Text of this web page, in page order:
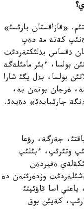
«قازاقستان بارئسئ»
كةتة مة دةپ
ذقساس بذلئكتةردئث
بولسا، ءبئر مامئلةگة
بولسا، بذل يگئ شارا
ةرجان بوتةن بة،
جارئمايدئ» دةيدئ.
جةرگة، رؤعا
وتئرئپ، ءبئلئپ
ةفيردةن
وزدةرئنةن دة
اسا قاؤئپتئ
كةيئن بوق